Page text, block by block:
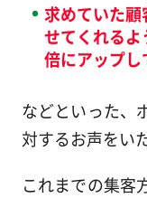
求めていた
せてくれる
倍にアップし
などといった、
対するお声をい
これまでの集客